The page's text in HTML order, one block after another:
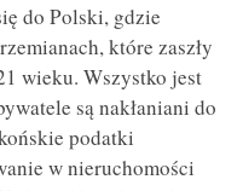
do Polski, gdzie
które zaszły
wieku. Wszystko jest
są nakłaniani do
podatki
w nieruchomości